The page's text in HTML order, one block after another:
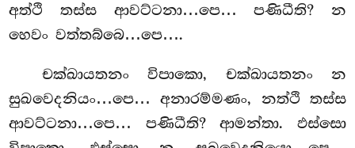
අත්ථි තස්ස ආවට්ටනා…පෙ… පණිධීති? න
හෙවං වත්තබ්බෙ…පෙ….
චක්ඛායතනං විපාකො, චක්ඛායතනං න
සුඛවෙදනියං…පෙ… අනාරම්මණං, නත්ථි තස්ස
ආවට්ටනා…පෙ… පණිධීති? ආමන්තා. ඵස්සො